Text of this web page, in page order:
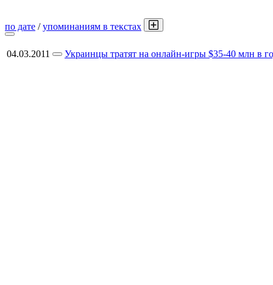
по дате /упоминаниям в текстах
04.03.2011 Украинцы тратят на онлайн-игры $35-40 млн в